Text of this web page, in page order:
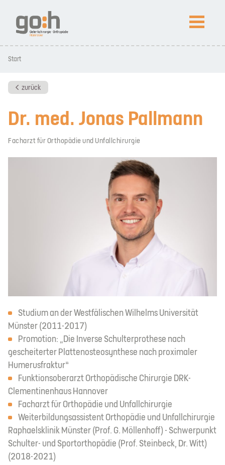
Datenschutz News
Kompetenz
Patienteninfos
NEWS
Start
zurück
Dr. med. Jonas Pallmann
Facharzt für Orthopädie und Unfallchirurgie
Studium an der Westfälischen Wilhelms Universität
Münster (2011-2017)
Promotion: „Die Inverse Schulterprothese nach
gescheiterter Plattenosteosynthese nach proximaler
Humerusfraktur“
Funktionsoberarzt Orthopädische Chirurgie DRK-
Clementinenhaus Hannover
Facharzt für Orthopädie und Unfallchirurgie
Weiterbildungsassistent Orthopädie und Unfallchirurgie
Raphaelsklinik Münster (Prof. G. Möllenhoff) - Schwerpunkt
Schulter- und Sportorthopädie (Prof. Steinbeck, Dr. Witt)
(2018-2021)